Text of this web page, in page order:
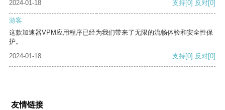
2024-01-18 支持[0] 反对[0]
游客
这款加速器VPM应用程序已经为我们带来了无限的流畅体验和安全性保
护。
2024-01-18
支持[0] 反对[0]
友情链接